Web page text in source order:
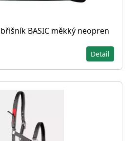
BASIC měkký neopren
Detail